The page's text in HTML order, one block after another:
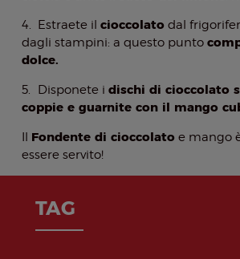
4. Estraete il cioccolato dal
dagli stampini: a questo punto
dolce.
5. Disponete i dischi di cioccolato
coppie e guarnite con il mango
Il Fondente di cioccolato e mango
essere servito!
TAG